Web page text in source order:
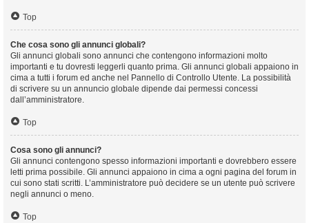
Top
Che cosa sono gli annunci globali?
Gli annunci globali sono annunci che contengono informazioni molto
importanti e tu dovresti leggerli quanto prima. Gli annunci globali appaiono in
cima a tutti i forum ed anche nel Pannello di Controllo Utente. La possibilità
di scrivere su un annuncio globale dipende dai permessi concessi
dall’amministratore.
Top
Cosa sono gli annunci?
Gli annunci contengono spesso informazioni importanti e dovrebbero essere
letti prima possibile. Gli annunci appaiono in cima a ogni pagina del forum in
cui sono stati scritti. L’amministratore può decidere se un utente può scrivere
negli annunci o meno.
Top